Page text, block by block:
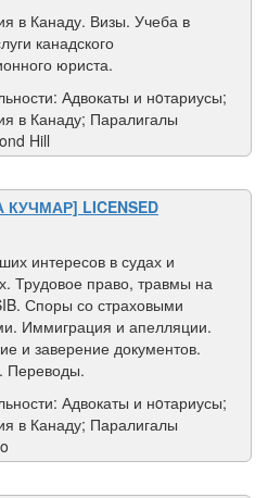
в Канаду. Визы. Учеба в
канадского
юриста.
Адвокаты и нoтариусы;
в Канаду; Паралигалы
Hill
КУЧМАР] LICENSED
интересов в судах и
Трудовое право, травмы на
Споры со страховыми
Иммиграция и апелляции.
и заверение документов.
Переводы.
Адвокаты и нoтариусы;
в Канаду; Паралигалы